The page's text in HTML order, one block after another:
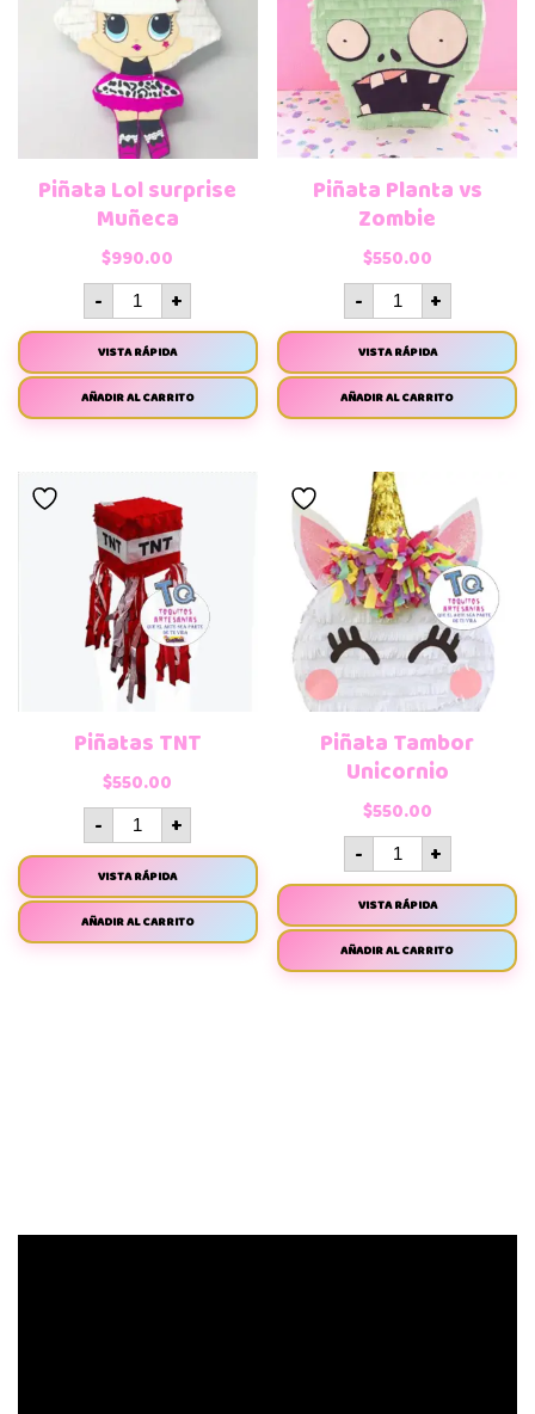
Piñata Lol surprise
Muñeca
$990.00
- +
VISTA RÁPIDA
AÑADIR AL CARRITO
Piñata Planta vs
Zombie
$550.00
- +
VISTA RÁPIDA
AÑADIR AL CARRITO
Piñatas TNT
$550.00
- +
VISTA RÁPIDA
AÑADIR AL CARRITO
Piñata Tambor
Unicornio
$550.00
- +
VISTA RÁPIDA
AÑADIR AL CARRITO